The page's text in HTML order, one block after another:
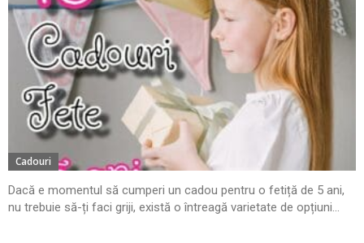
Cadouri
Dacă e momentul să cumperi un cadou pentru o fetiță de 5 ani,
nu trebuie să-ți faci griji, există o întreagă varietate de opțiuni...